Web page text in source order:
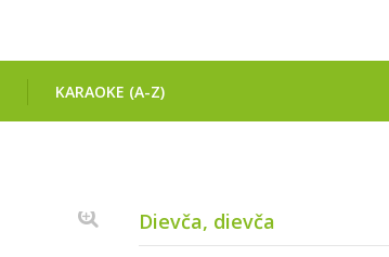
KARAOKE (A-Z)
Dievča, dievča